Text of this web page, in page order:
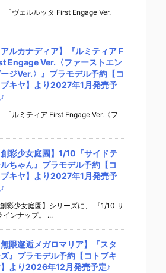
「ヴェルルッタ First Engage Ver.
アルカナディア】『ルミティア F
Engage Ver.〈ファーストエン
ジVer.〉』プラモデル予約【コ
ブキヤ】より2027年1月発売予
「ルミティア First Engage Ver.〈フ
創彩少女庭園】1/10『サイドテ
ちゃん』プラモデル予約【コ
ブキヤ】より2027年1月発売予
創彩少女庭園】シリーズに、 『1/10 サ
インナップ。 ...
無限邂逅メガロマリア】『スタ
』プラモデル予約【コトブキ
より2026年12月発売予定♪